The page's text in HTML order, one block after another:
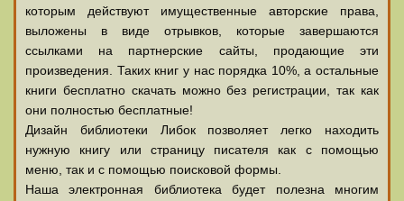
которым действуют имущественные авторские права,
выложены в виде отрывков, которые завершаются
ссылками на партнерские сайты, продающие эти
произведения. Таких книг у нас порядка 10%, а остальные
книги бесплатно скачать можно без регистрации, так как
они полностью бесплатные!
Дизайн библиотеки Либок позволяет легко находить
нужную книгу или страницу писателя как с помощью
меню, так и с помощью поисковой формы.
Наша электронная библиотека будет полезна многим